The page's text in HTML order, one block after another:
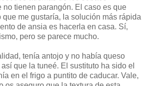
no tienen parangón. El caso es que
que me gustaría, la solución más rápida
de ansia es hacerla en casa. Sí,
pero se parece mucho.
tenía antojo y no había queso
que la tuneé. El sustituto ha sido el
en el frigo a puntito de caducar. Vale,